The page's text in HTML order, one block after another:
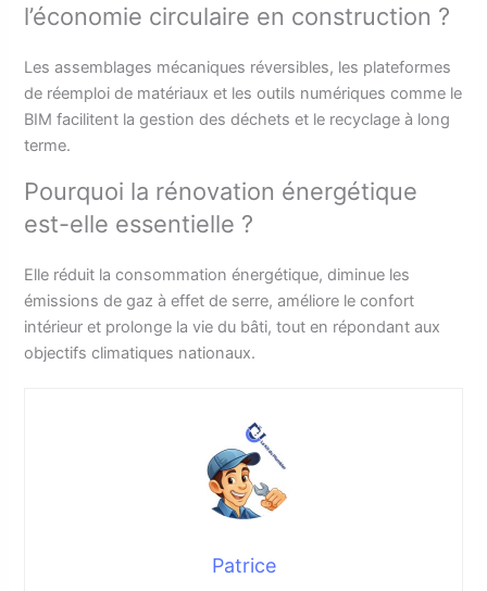
l’économie circulaire en construction ?
Les assemblages mécaniques réversibles, les plateformes
de réemploi de matériaux et les outils numériques comme le
BIM facilitent la gestion des déchets et le recyclage à long
terme.
Pourquoi la rénovation énergétique
est-elle essentielle ?
Elle réduit la consommation énergétique, diminue les
émissions de gaz à effet de serre, améliore le confort
intérieur et prolonge la vie du bâti, tout en répondant aux
objectifs climatiques nationaux.
Patrice